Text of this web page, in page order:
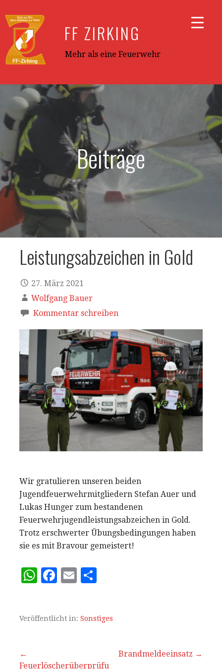
Inhalt
springen
FF ZIRKING
Mehr als eine Feuerwehr
Beiträge
Leistungsabzeichen in Gold
27. März 2021
Wolfgang Bauer
Kommentar schreiben
Wir gratulieren unseren beiden
Jugendfeuerwehrmitgliedern Stefan Auer und
Lukas Hunger zum bestandenen
Feuerwehrjugendleistungsabzeichen in Gold.
Trotz erschwerter Übungsbedingungen haben
sie es mit Bravour gemeistert!
W
s
F
e
E
l
n
Veröffentlicht in: Sonstiges
Beitrags-
←
Feuerlöscherüberprüfu
Brandmeldeeinsatz →